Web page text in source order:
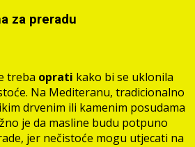
za preradu
treba oprati kako bi se uklonila
Na Mediteranu, tradicionalno
drvenim ili kamenim posudama
je da masline budu potpuno
jer nečistoće mogu utjecati na